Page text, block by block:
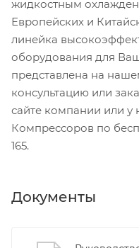
жидкостным
Европейских и
линейка
оборудования для
представлена на
консультацию или
сайте компании или
Компрессоров по
165.
Документы